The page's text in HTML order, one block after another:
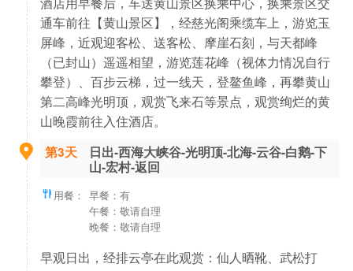
通车前往【黄山景区】，经慈光阁乘缆车上，游览玉
屏峰，近观迎客松、送客松、摩崖石刻，与天都峰
（已封山）遥遥相望，游览莲花峰（视体力情况自行
攀登）、百步云梯，过一线天，登鳌鱼峰，再攀黄山
第二高峰光明顶，观赏飞来石等景点，观赏绚烂的黄
山晚霞前往入住酒店。
第3天
日出-西海大峡谷-光明顶-北海-云谷-白鹅-下
山-宏村-返回
用餐： 早餐：有
午餐：敬请自理
晚餐：敬请自理
早观日出，经排云亭在此观赏：仙人晒靴、武松打